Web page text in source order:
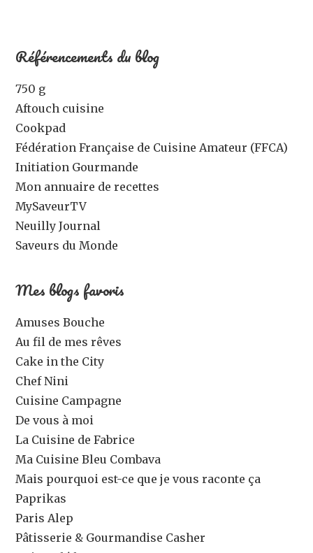
Référencements du blog
750 g
Aftouch cuisine
Cookpad
Fédération Française de Cuisine Amateur (FFCA)
Initiation Gourmande
Mon annuaire de recettes
MySaveurTV
Neuilly Journal
Saveurs du Monde
Mes blogs favoris
Amuses Bouche
Au fil de mes rêves
Cake in the City
Chef Nini
Cuisine Campagne
De vous à moi
La Cuisine de Fabrice
Ma Cuisine Bleu Combava
Mais pourquoi est-ce que je vous raconte ça
Paprikas
Paris Alep
Pâtisserie & Gourmandise Casher